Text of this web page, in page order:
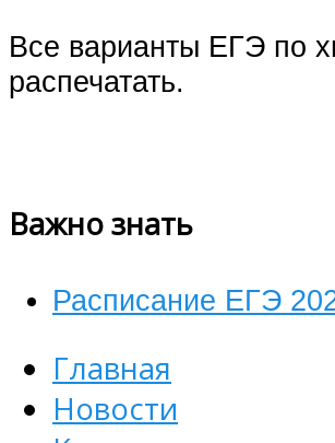
Все варианты ЕГЭ по
распечатать.
Важно знать
Расписание ЕГЭ
Главная
Новости